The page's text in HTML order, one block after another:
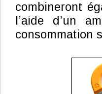
combineront
l’aide d’un
consommation